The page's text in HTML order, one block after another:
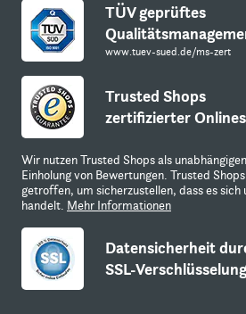
TÜV geprüftes
www.tuev-sued.de/ms-zert
Trusted Shops
zertifizierter
Wir nutzen Trusted Shops als
Einholung von Bewertungen. Trusted
getroffen, um sicherzustellen, dass es
handelt. Mehr Informationen
Datensicherheit
SSL-Verschlüsselung